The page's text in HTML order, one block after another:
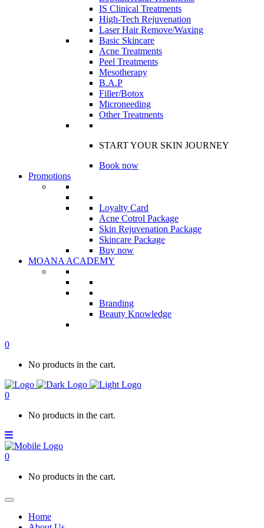
IS Clinical Treatments
High-Tech Rejuvenation
Laser Hair Remove/Waxing
Basic Skincare
Acne Treatments
Peel Treatments
Mesotherapy
B.A.P
Filler/Botox
Microneeding
Other Treatments
START YOUR SKIN JOURNEY
Book now
Promotions
Loyalty Card
Acne Cotrol Package
Skin Rejuvenation Package
Skincare Package
Buy now
MOANA ACADEMY
Branding
Beauty Knowledge
0
No products in the cart.
0
No products in the cart.
0
No products in the cart.
Home